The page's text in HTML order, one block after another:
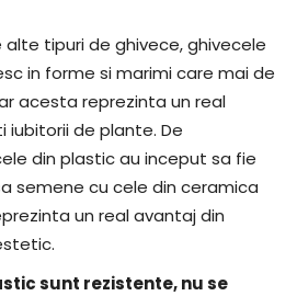
tipuri de ghivece, ghivecele
in forme si marimi care mai de
acesta reprezinta un real
de plante. De
din plastic au inceput sa fie
semene cu cele din ceramica
un real avantaj din
sunt rezistente, nu se